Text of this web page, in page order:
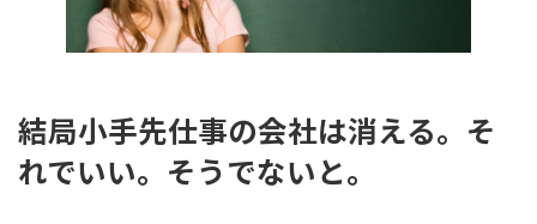
結局小手先仕事の会社は消える。そ
れでいい。そうでないと。